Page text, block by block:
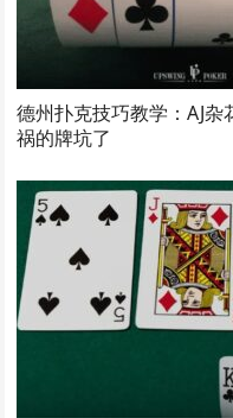
德州扑克技巧教学：AJ杂
祸的牌坑了